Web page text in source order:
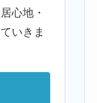
心地・
いきま